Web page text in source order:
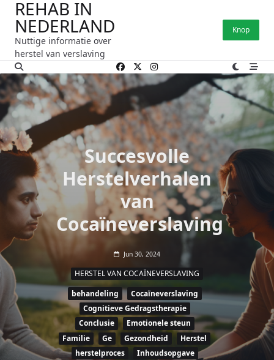
naar
inhoud
REHAB IN
NEDERLAND
Nuttige informatie over
herstel van verslaving
Knop
Succesvolle
Herstelverhalen
van
Cocaïneverslaving
Jun 30, 2024
HERSTEL VAN COCAÏNEVERSLAVING
behandeling
Cocaïneverslaving
Cognitieve Gedragstherapie
Conclusie
Emotionele steun
Familie
Ge Gezondheid
Herstel
herstelproces
Inhoudsopgave